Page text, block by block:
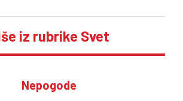
iz rubrike Svet
Nepogode